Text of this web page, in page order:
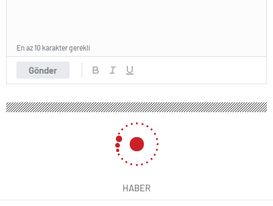
Gönder
En az 10 karakter gerekli
HABER